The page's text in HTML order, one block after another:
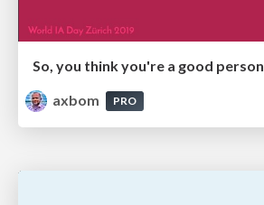
So, you think you're a good person
axbom
PRO